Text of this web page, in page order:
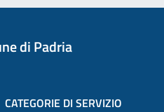
di Padria
CATEGORIE DI SERVIZIO